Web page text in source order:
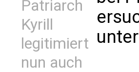
Patriarch
Kyrill
legitimiert
nun auch